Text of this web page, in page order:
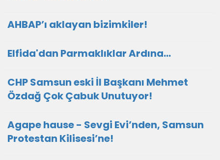
AHBAP’ı aklayan bizimkiler!
Elfida'dan Parmaklıklar Ardına…
CHP Samsun eski İl Başkanı Mehmet
Özdağ Çok Çabuk Unutuyor!
Agape hause - Sevgi Evi’nden, Samsun
Protestan Kilisesi’ne!